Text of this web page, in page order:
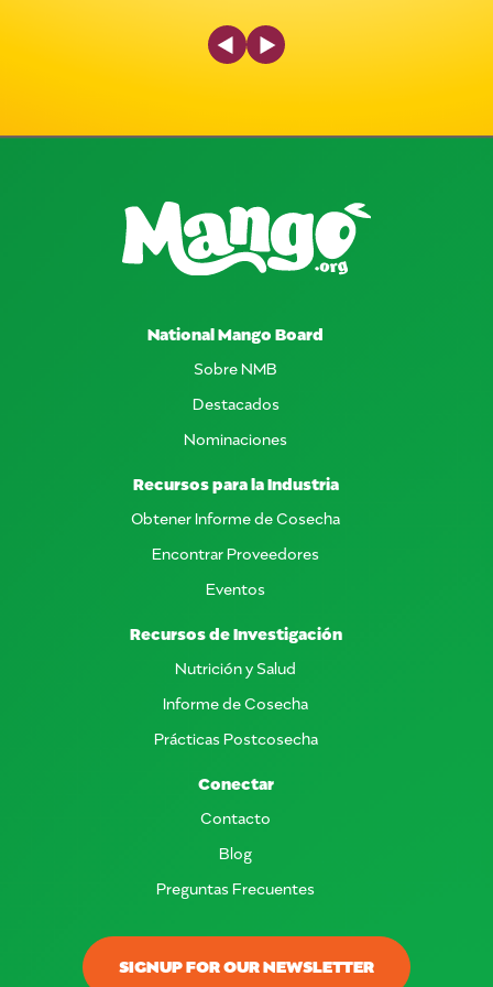
Previous Slide
Next Slide
SIGNUP FOR OUR NEWSLETTER
National Mango Board
Sobre NMB
Destacados
Nominaciones
Recursos para la Industria
Obtener Informe de Cosecha
Encontrar Proveedores
Eventos
Recursos de Investigación
Nutrición y Salud
Informe de Cosecha
Prácticas Postcosecha
Conectar
Contacto
Blog
Preguntas Frecuentes